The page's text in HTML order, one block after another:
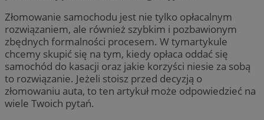
Złomowanie samochodu jest nie tylko opłacalnym
rozwiązaniem, ale również szybkim i pozbawionym
zbędnych formalności procesem. W tymartykule
chcemy skupić się na tym, kiedy opłaca oddać się
samochód do kasacji oraz jakie korzyści niesie za sobą
to rozwiązanie. Jeżeli stoisz przed decyzją o
złomowaniu auta, to ten artykuł może odpowiedzieć na
wiele Twoich pytań.